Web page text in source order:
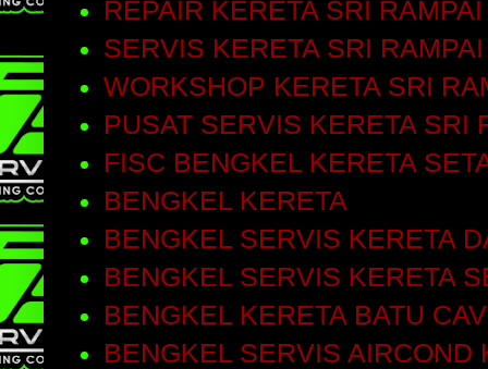
REPAIR KERETA SRI RAMPAI
SERVIS KERETA SRI RAMPAI
WORKSHOP KERETA SRI
PUSAT SERVIS KERETA SRI
FISC BENGKEL KERETA
BENGKEL KERETA
BENGKEL SERVIS KERETA
BENGKEL SERVIS KERETA
BENGKEL KERETA BATU
BENGKEL SERVIS AIRCOND